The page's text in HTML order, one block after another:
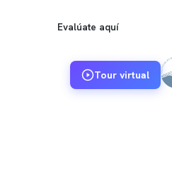
Evalúate aquí
Tour virtual